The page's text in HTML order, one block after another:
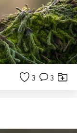
3 3